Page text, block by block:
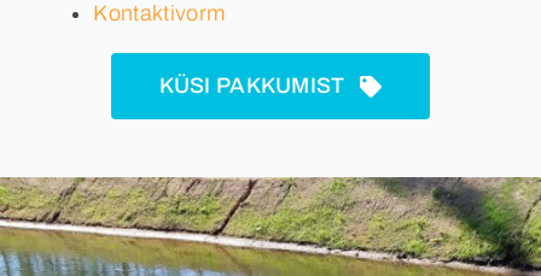
Kontaktivorm
KÜSI PAKKUMIST